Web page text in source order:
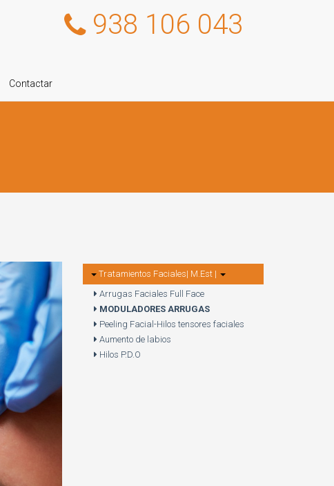
938 106 043
Contactar
Tratamientos Faciales| M.Est |
Arrugas Faciales Full Face
MODULADORES ARRUGAS
Peeling Facial-Hilos tensores faciales
Aumento de labios
Hilos P.D.O